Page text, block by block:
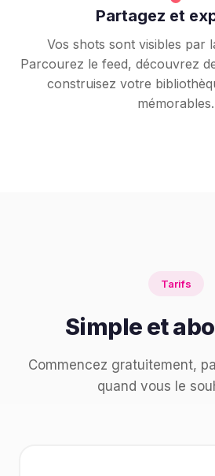
Partagez et
Vos shots sont visibles par
Parcourez le feed, découvrez
construisez votre
mémorables.
Tarifs
Simple et
Commencez gratuitement,
quand vous le